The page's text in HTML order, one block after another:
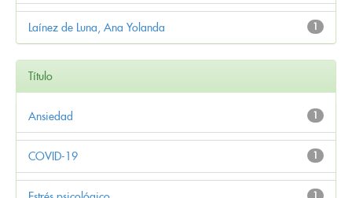
1
Laínez de Luna, Ana Yolanda
Título
1
Ansiedad
1
COVID-19
1